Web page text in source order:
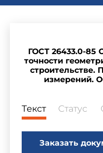
ГОСТ 26433.0-85
точности
строительстве.
измерений.
Текст Статус
Заказать